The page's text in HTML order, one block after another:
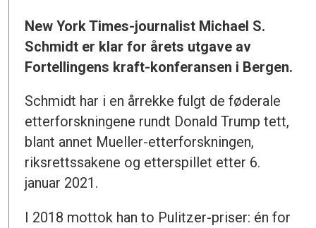
New York Times-journalist Michael S.
Schmidt er klar for årets utgave av
Fortellingens kraft-konferansen i Bergen.
Schmidt har i en årrekke fulgt de føderale
etterforskningene rundt Donald Trump tett,
blant annet Mueller-etterforskningen,
riksrettssakene og etterspillet etter 6.
januar 2021.
I 2018 mottok han to Pulitzer-priser: én for